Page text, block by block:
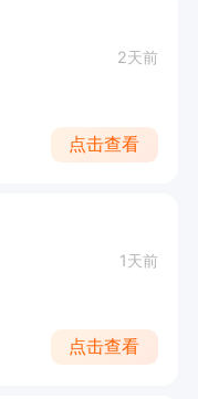
2天前
点击查看
1天前
点击查看